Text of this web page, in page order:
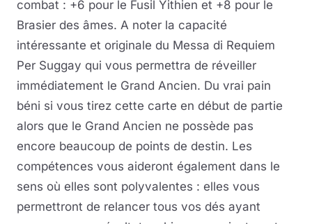
combat : +6 pour le Fusil Yithien et +8 pour le
Brasier des âmes. A noter la capacité
intéressante et originale du Messa di Requiem
Per Suggay qui vous permettra de réveiller
immédiatement le Grand Ancien. Du vrai pain
béni si vous tirez cette carte en début de partie
alors que le Grand Ancien ne possède pas
encore beaucoup de points de destin. Les
compétences vous aideront également dans le
sens où elles sont polyvalentes : elles vous
permettront de relancer tous vos dés ayant